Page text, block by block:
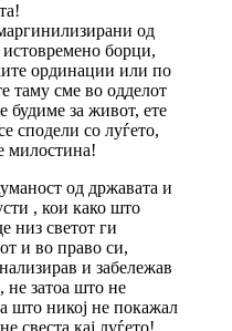
од
истовремено борци,
ординации или по
таму сме во одделот
будиме за живот, ете
сподели со луѓето,
милостина!
од државата и
, кои како што
низ светот ги
и во право си,
и забележав
не затоа што не
што никој не покажал
свеста кај луѓето!